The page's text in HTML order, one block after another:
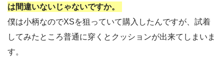
は間違いないじゃないですか。
僕は小柄なのでXSを狙っていて購入したんですが、試着
してみたところ普通に穿くとクッションが出来てしまいま
す。